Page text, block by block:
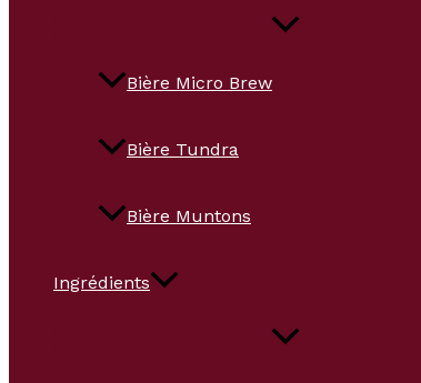
Bière Micro Brew
Bière Tundra
Bière Muntons
Ingrédients